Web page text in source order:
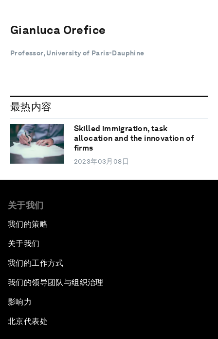
Gianluca Orefice
Professor, University of Paris-Dauphine
最热内容
Skilled immigration, task
allocation and the innovation of
firms
2023年03月08日
关于我们
我们的策略
关于我们
我们的工作方式
我们的领导团队与组织治理
影响力
北京代表处